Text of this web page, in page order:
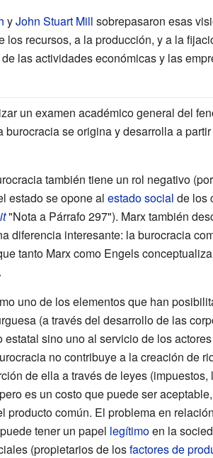
yJohn Stuart Mill sobrepasaron esas
recursos, a la producción, y a la
las actividades económicas y las
un examen académico general del
burocracia se origina y desarrolla a
también tiene un rol negativo
estado se opone al estado social de los
"Nota a Párrafo 297"). Marx también
diferencia interesante: la burocracia
tanto Marx como Engels
uno de los elementos que han
(a través del desarrollo de las
sino uno al servicio de los
no contribuye a la creación de
de ella a través de leyes
es un costo que puede ser
producto común. El problema en
tener un papel legítimoen la
(propietarios de losfactores de